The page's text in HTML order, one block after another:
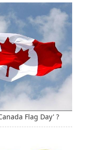
Flag Day' ?